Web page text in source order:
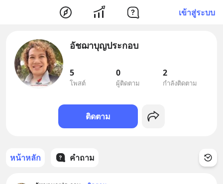
เข้าสู่ระบบ
อัชฌาบุญประกอบ
5
โพสต์
0
ผู้ติดตาม
2
กำลังติดตาม
ติดตาม
หน้าหลัก คำถาม